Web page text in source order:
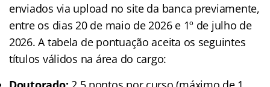
enviados via upload no site da banca previamente,
entre os dias 20 de maio de 2026 e 1º de julho de
2026. A tabela de pontuação aceita os seguintes
títulos válidos na área do cargo: